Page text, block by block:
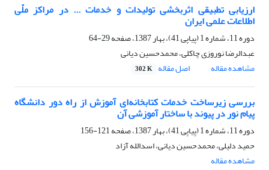
ارزیابی تطبیقی اثربخشی تولیدات و خدمات ... در مراکز ملّی
اطلاعات علمی ایران
دوره 11، شماره 1 (پیاپی 41)، بهار 1387، صفحه
29-64
عبدالرضا نوروزی چاکلی، محمدحسین دیانی
مشاهده مقاله
اصل مقاله 302 K
بررسی زیرساخت خدمات کتابخانه‌ای آموزش از راه دور دانشگاه
پیام نور در پیوند با ساختار آموزشی آن
دوره 11، شماره 1 (پیاپی 41)، بهار 1387، صفحه
121-156
حمید دلیلی، محمدحسین دیانی، اسدالله آزاد
مشاهده مقاله